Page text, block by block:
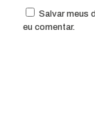
Salvar meus
eu comentar.